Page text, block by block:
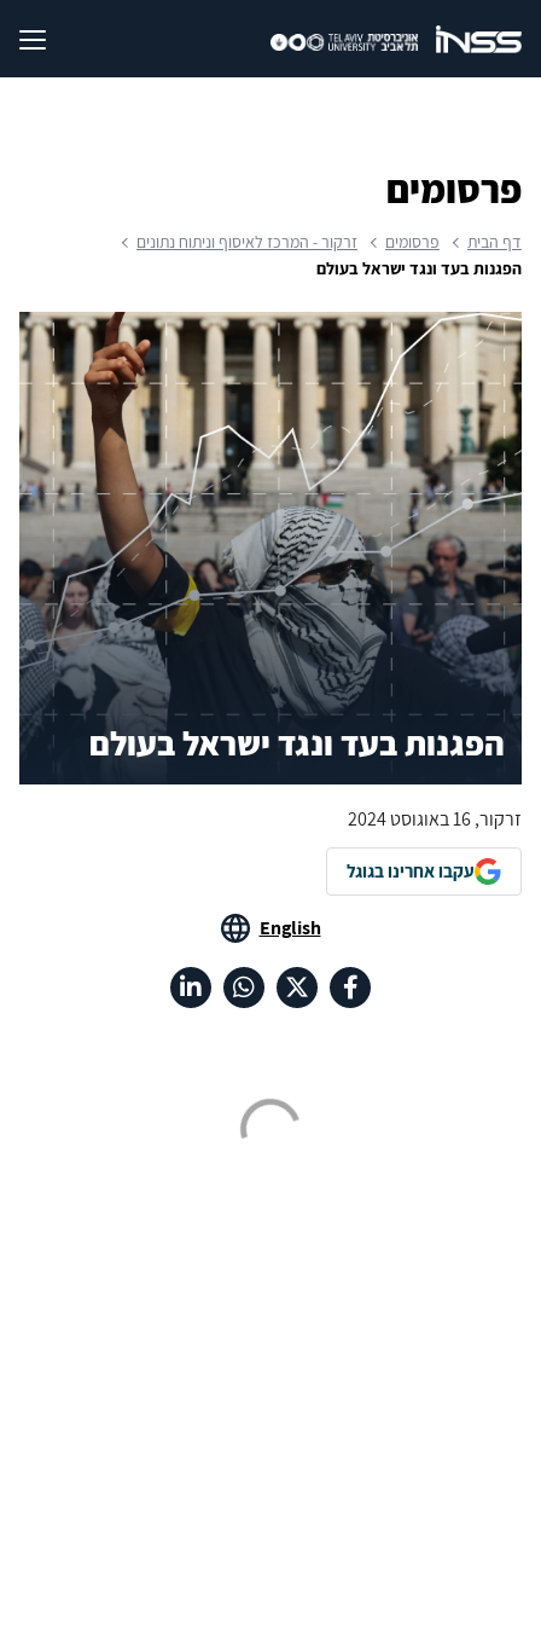
פרסומים
דף הבית פרסומים
זרקור - המרכז לאיסוף וניתוח נתונים
הפגנות בעד ונגד ישראל בעולם
הפגנות בעד ונגד ישראל בעולם
זרקור, 16 באוגוסט 2024
עקבו אחרינו בגוגל
English